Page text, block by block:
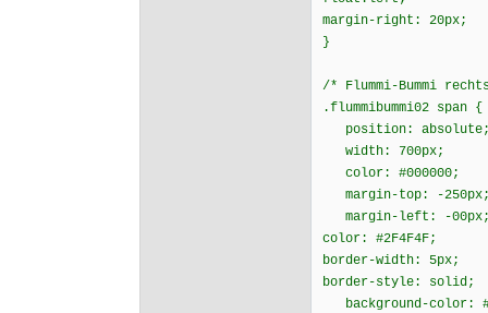
margin-right: 20px;
}
/* Flummi-Bummi
.flummibummi02 span {
position:
width: 700px;
color: #000000;
margin-top: -
margin-left: -
color: #2F4F4F;
border-width: 5px;
border-style: solid;
background-color: